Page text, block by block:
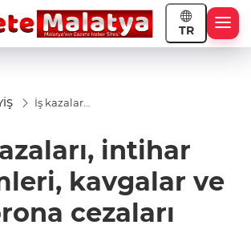
TR
İş kazaları,
kavgalar
ve korona
intihar
kavgalar ve
cezaları